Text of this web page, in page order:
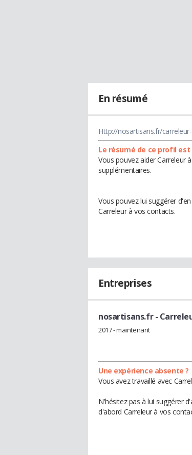
En résumé
Http://nosartisans.fr/
Le résumé de ce profil
Vous pouvez aider Carreleur
supplémentaires.
Vous pouvez lui suggérer
Carreleur à vos contacts.
Entreprises
nosartisans.fr-
2017 - maintenant
Une expérience absente ?
Vous avez travaillé avec
N'hésitez pas à lui suggérer
d'abord Carreleur à vos